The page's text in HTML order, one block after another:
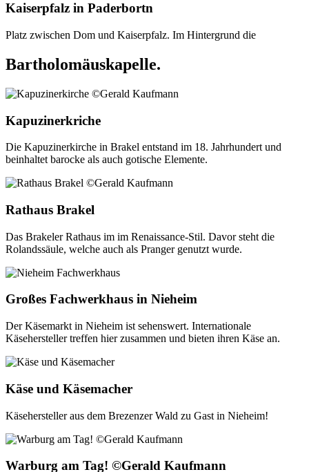
Kaiserpfalz in Paderbortn
Platz zwischen Dom und Kaiserpfalz. Im Hintergrund die
Bartholomäuskapelle.
Kapuzinerkriche
Die Kapuzinerkirche in Brakel entstand im 18. Jahrhundert und
beinhaltet barocke als auch gotische Elemente.
Rathaus Brakel
Das Brakeler Rathaus im im Renaissance-Stil. Davor steht die
Rolandssäule, welche auch als Pranger genutzt wurde.
Großes Fachwerkhaus in Nieheim
Der Käsemarkt in Nieheim ist sehenswert. Internationale
Käsehersteller treffen hier zusammen und bieten ihren Käse an.
Käse und Käsemacher
Käsehersteller aus dem Brezenzer Wald zu Gast in Nieheim!
Warburg am Tag! ©Gerald Kaufmann